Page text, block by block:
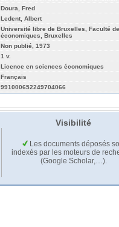
Doura, Fred
Ledent, Albert
Université libre de Bruxelles, Faculté
économiques, Bruxelles
Non publié, 1973
1 v.
Licence en sciences économiques
Français
991000652249704066
Visibilité
Les documents déposés
indexés par les moteurs de
(Google Scholar,…).